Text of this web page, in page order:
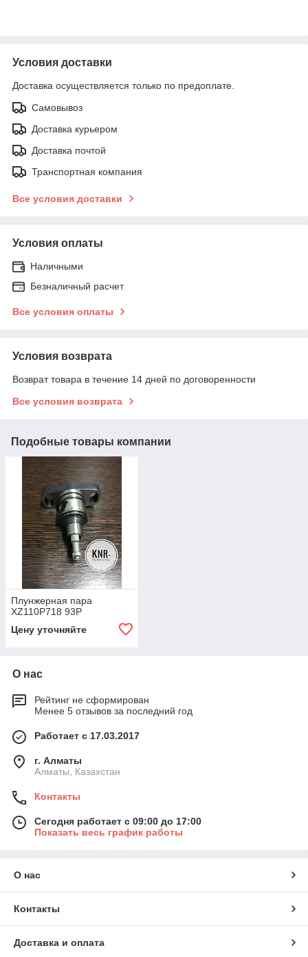
Условия доставки
Доставка осуществляется только по предоплате.
Самовывоз
Доставка курьером
Доставка почтой
Транспортная компания
Все условия доставки
Условия оплаты
Наличными
Безналичный расчет
Все условия оплаты
Условия возврата
Возврат товара в течение 14 дней по договоренности
Все условия возврата
Подобные товары компании
Плунжерная пара
XZ110P718 93P
Цену уточняйте
О нас
Рейтинг не сформирован
Менее 5 отзывов за последний год
Работает с 17.03.2017
г. Алматы
Алматы, Казахстан
Контакты
Сегодня работает с 09:00 до 17:00
Показать весь график работы
О нас
Контакты
Доставка и оплата